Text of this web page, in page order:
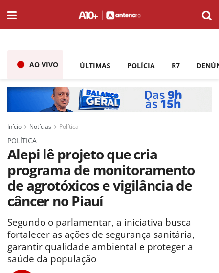
AO VIVO ÚLTIMAS POLÍCIA R7
Início Notícias Política
POLÍTICA
Alepi lê projeto que cria
programa de monitoramento
de agrotóxicos e vigilância de
câncer no Piauí
Segundo o parlamentar, a iniciativa busca
fortalecer as ações de segurança sanitária,
garantir qualidade ambiental e proteger a
saúde da população